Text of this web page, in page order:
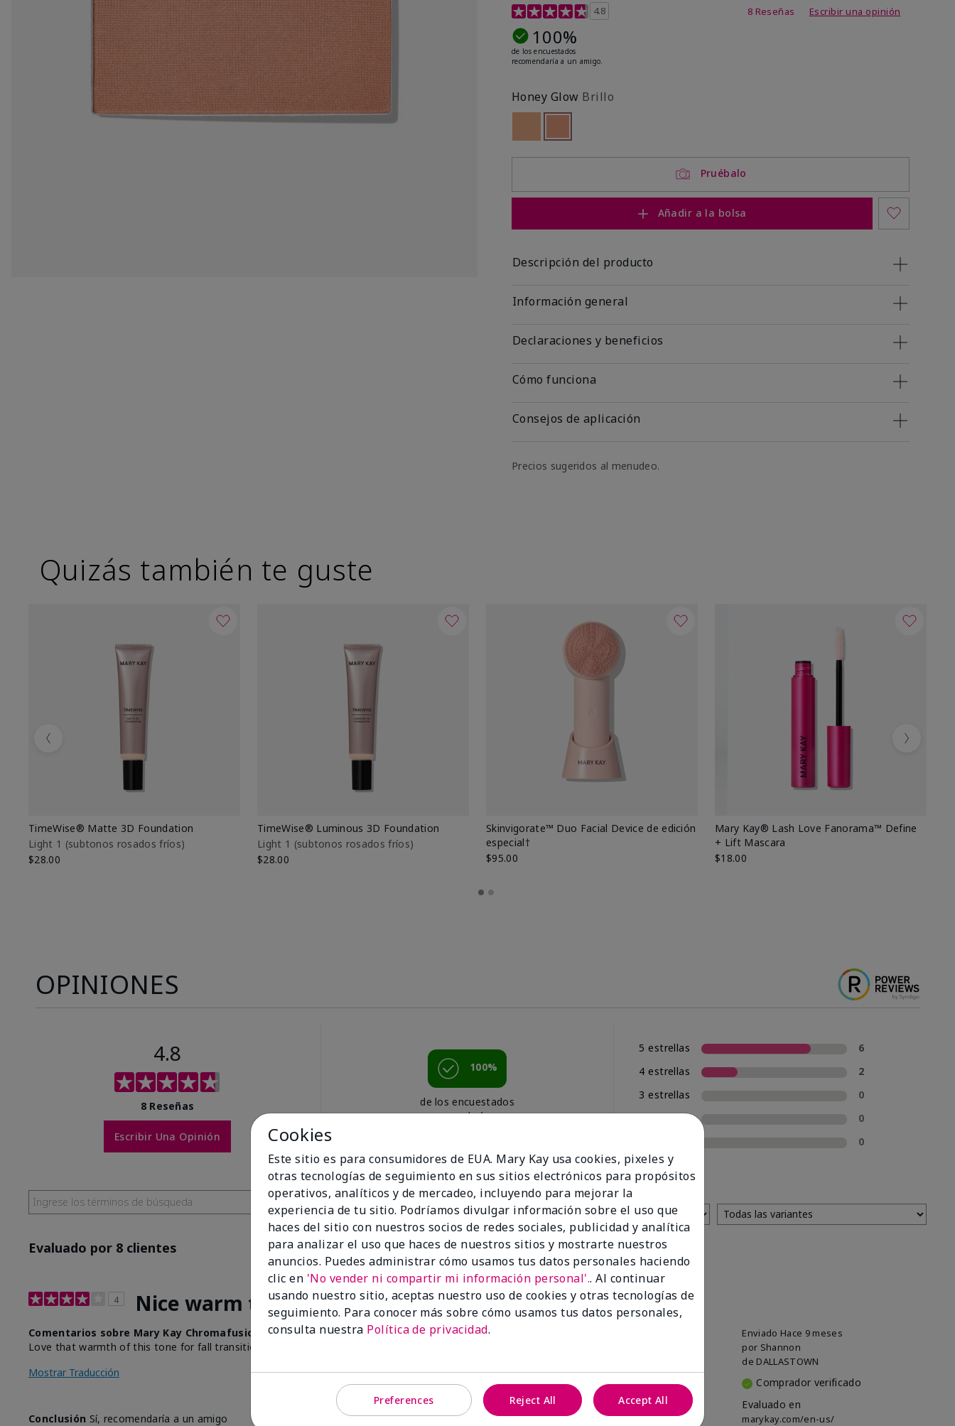
Calificación de clientes de 4,2 de 5
4.8 8 Reseñas Escribir una opinión
100%
de los encuestados
recomendaría a un amigo.
Honey Glow Brillo
Pruébalo
Añadir a la bolsa
Descripción del producto
Información general
Declaraciones y beneficios
Cómo funciona
Consejos de aplicación
Precios sugeridos al menudeo.
Quizás también te guste
TimeWise® Matte 3D Foundation
Light 1​ (subtonos rosados fríos)
$28.00
TimeWise® Luminous 3D Foundation
Light 1​ (subtonos rosados fríos)
$28.00
Skinvigorate™ Duo Facial Device de edición
especial†
$95.00
Mary Kay® Lash Love Fanorama™ Define
+ Lift Mascara
$18.00
Previous Next
OPINIONES
4.8
8 Reseñas
Escribir Una Opinión
100%
de los encuestados
recomendaría a un
5 estrellas
6
4 estrellas
2
3 estrellas
0
2 estrellas
0
0
Evaluado por 8 clientes
4 Nice warm tone for fall
Enviado Hace 9 meses
por Shannon
de DALLASTOWN
Comprador verificado
Evaluado en
marykay.com/en-us/
Comentarios sobre Mary Kay Chromafusion® Highlighter
Love that warmth of this tone for fall transition from summer tan.
Mostrar Traducción
Conclusión Sí, recomendaría a un amigo
Cookies
Este sitio es para consumidores de EUA. Mary Kay usa cookies, pixeles y
otras tecnologías de seguimiento en sus sitios electrónicos para propósitos
operativos, analíticos y de mercadeo, incluyendo para mejorar la
experiencia de tu sitio. Podríamos divulgar información sobre el uso que
haces del sitio con nuestros socios de redes sociales, publicidad y analítica
para analizar el uso que haces de nuestros sitios y mostrarte nuestros
anuncios. Puedes administrar cómo usamos tus datos personales haciendo
clic en 'No vender ni compartir mi información personal'.. Al continuar
usando nuestro sitio, aceptas nuestro uso de cookies y otras tecnologías de
seguimiento. Para conocer más sobre cómo usamos tus datos personales,
consulta nuestra Política de privacidad.
Preferences Reject All Accept All